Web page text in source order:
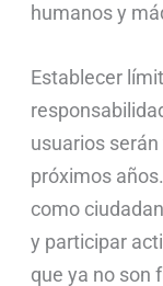
humanos y
Establecer
usuarios
próximos
como
y participar
que ya no son